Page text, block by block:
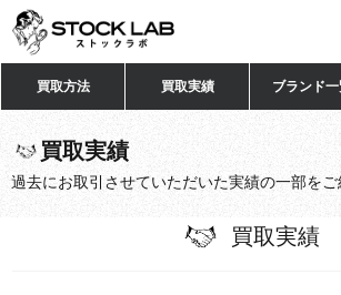
買取方法 買取実績 ブランド一
買取実績
過去にお取引させていただいた実績の一部をご
買取実績